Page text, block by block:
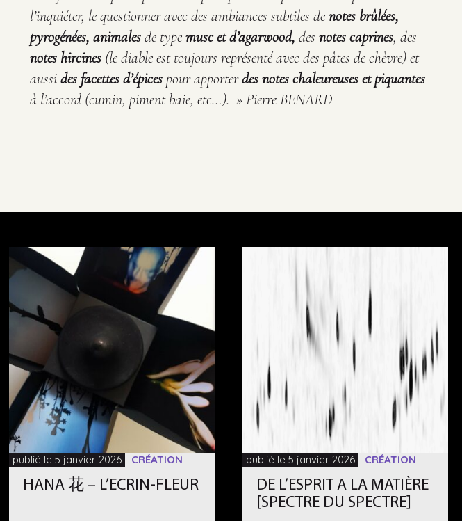
l’inquiéter, le questionner avec des ambiances subtiles denotes brûlées,
pyrogénées, animalesde typemusc et d’agarwood, des notes caprines, des
notes hircines (le diable est toujours représenté avec des pâtes de chèvre) et
aussides facettes d’épices pour apporterdes notes chaleureuses et piquantes
à l’accord (cumin, piment baie, etc…). » Pierre BENARD
publié le 5 janvier 2026 CRÉATION
HANA 花 – L’ECRIN-FLEUR
publié le 5 janvier 2026 CRÉATION
DE L’ESPRIT A LA MATIÈRE
[SPECTRE DU SPECTRE]